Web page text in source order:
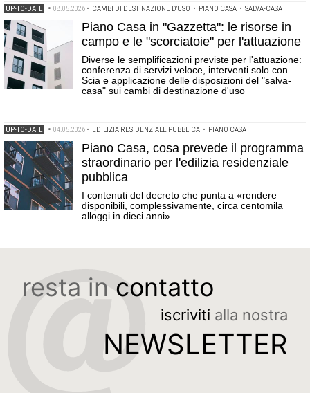
UP-TO-DATE • 08.05.2026 • CAMBI DI DESTINAZIONE D'USO • PIANO CASA • SALVA-CASA
Piano Casa in "Gazzetta": le risorse in
campo e le "scorciatoie" per l'attuazione
Diverse le semplificazioni previste per l'attuazione:
conferenza di servizi veloce, interventi solo con
Scia e applicazione delle disposizioni del "salva-
casa" sui cambi di destinazione d'uso
UP-TO-DATE • 04.05.2026 • EDILIZIA RESIDENZIALE PUBBLICA • PIANO CASA
Piano Casa, cosa prevede il programma
straordinario per l'edilizia residenziale
pubblica
I contenuti del decreto che punta a «rendere
disponibili, complessivamente, circa centomila
alloggi in dieci anni»
resta in contatto
iscriviti alla nostra
NEWSLETTER